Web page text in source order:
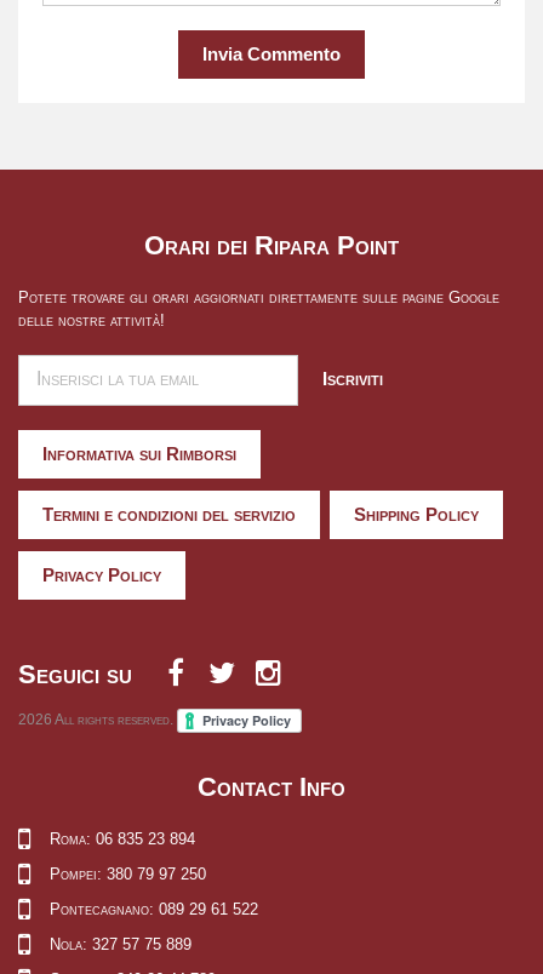
Invia Commento
Orari dei Ripara Point
Potete trovare gli orari aggiornati direttamente sulle pagine Google
delle nostre attività!
Iscriviti
Informativa sui Rimborsi
Termini e condizioni del servizio Shipping Policy
Privacy Policy
Seguici su
2026 All rights reserved.
Contact Info
Roma: 06 835 23 894
Pompei: 380 79 97 250
Pontecagnano: 089 29 61 522
Nola: 327 57 75 889